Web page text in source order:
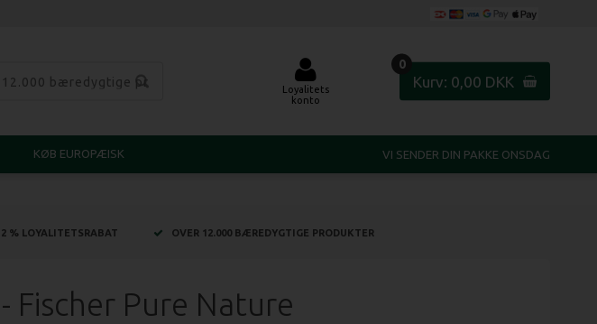
0
Kurv: 0,00 DKK
Loyalitets
konto
KØB EUROPÆISK VI SENDER DIN PAKKE ONSDAG
2 % LOYALITETSRABAT OVER 12.000 BÆREDYGTIGE PRODUKTER
Fischer Pure Nature